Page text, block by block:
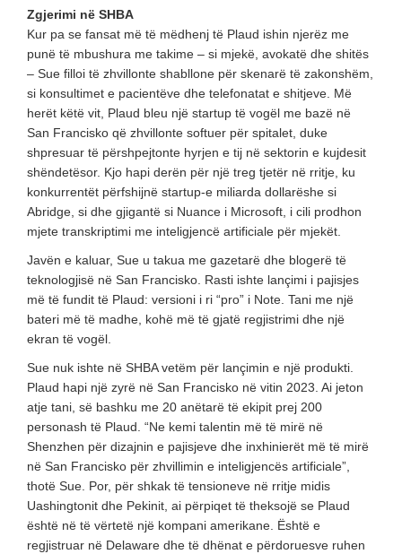
Zgjerimi në SHBA
Kur pa se fansat më të mëdhenj të Plaud ishin njerëz me
punë të mbushura me takime – si mjekë, avokatë dhe shitës
– Sue filloi të zhvillonte shabllone për skenarë të zakonshëm,
si konsultimet e pacientëve dhe telefonatat e shitjeve. Më
herët këtë vit, Plaud bleu një startup të vogël me bazë në
San Francisko që zhvillonte softuer për spitalet, duke
shpresuar të përshpejtonte hyrjen e tij në sektorin e kujdesit
shëndetësor. Kjo hapi derën për një treg tjetër në rritje, ku
konkurrentët përfshijnë startup-e miliarda dollarëshe si
Abridge, si dhe gjigantë si Nuance i Microsoft, i cili prodhon
mjete transkriptimi me inteligjencë artificiale për mjekët.
Javën e kaluar, Sue u takua me gazetarë dhe blogerë të
teknologjisë në San Francisko. Rasti ishte lançimi i pajisjes
më të fundit të Plaud: versioni i ri “pro” i Note. Tani me një
bateri më të madhe, kohë më të gjatë regjistrimi dhe një
ekran të vogël.
Sue nuk ishte në SHBA vetëm për lançimin e një produkti.
Plaud hapi një zyrë në San Francisko në vitin 2023. Ai jeton
atje tani, së bashku me 20 anëtarë të ekipit prej 200
personash të Plaud. “Ne kemi talentin më të mirë në
Shenzhen për dizajnin e pajisjeve dhe inxhinierët më të mirë
në San Francisko për zhvillimin e inteligjencës artificiale”,
thotë Sue. Por, për shkak të tensioneve në rritje midis
Uashingtonit dhe Pekinit, ai përpiqet të theksojë se Plaud
është në të vërtetë një kompani amerikane. Është e
regjistruar në Delaware dhe të dhënat e përdoruesve ruhen